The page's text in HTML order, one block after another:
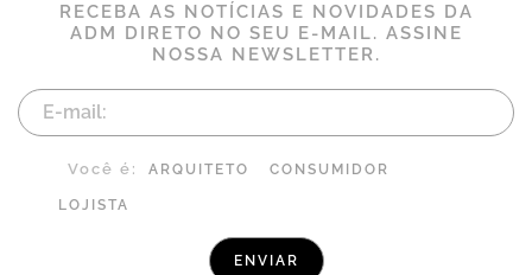
RECEBA AS NOTÍCIAS E NOVIDADES DA
ADM DIRETO NO SEU E-MAIL. ASSINE
NOSSA NEWSLETTER.
Você é: ARQUITETO CONSUMIDOR
LOJISTA